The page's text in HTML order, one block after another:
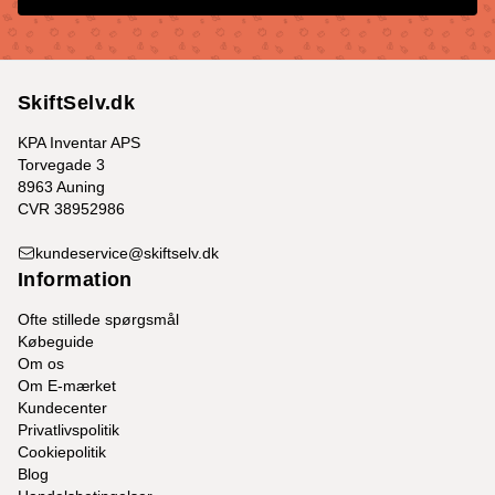
SkiftSelv.dk
KPA Inventar APS
Torvegade 3
8963 Auning
CVR 38952986
kundeservice@skiftselv.dk
Information
Ofte stillede spørgsmål
Købeguide
Om os
Om E-mærket
Kundecenter
Privatlivspolitik
Cookiepolitik
Blog